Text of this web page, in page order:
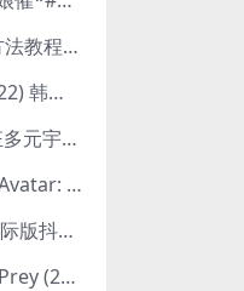
DeepNude使用方法教程FAQ
B级文件 B컷 (2022) 韩国大尺度剧情电影 1080P 中字
奇异博士2：疯狂多元宇宙 Doctor Strange in the Multiverse of Madness (2022) 高清版1080p
阿凡达：水之道 Avatar: The Way of Water (2022) 1080p 2k 4k 中文字幕
ProxiTok 开源国际版抖音TikTok网页版 国内网络直连
铁血战士：猎物 Prey (2022) 中英字幕 1080P